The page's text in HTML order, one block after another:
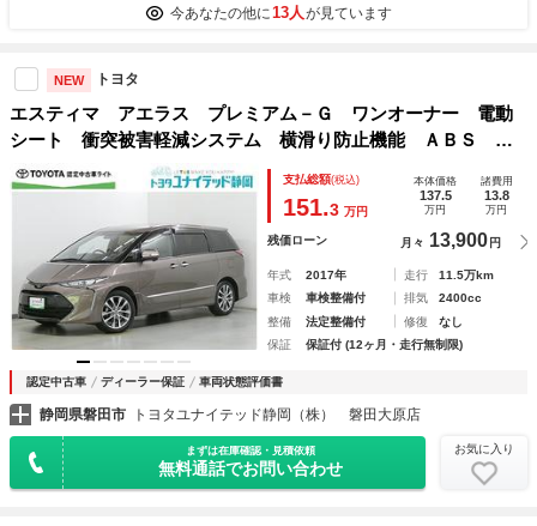
今あなたの他に13人が見ています
NEW トヨタ
エスティマ アエラス プレミアム－Ｇ ワンオーナー 電動
シート 衝突被害軽減システム 横滑り防止機能 ＡＢＳ エ
アバッグ オートクルーズコントロール 盗難防止装置 バッ
クカメラ ＥＴＣ ミュージックプレイヤー接続可 ＣＤ ス
支払総額(税込)
151.3 万円
本体価格
137.5
万円
諸費用
13.8
万円
残価ローン 月々 13,900 円
年式 2017年 走行
11.5万km
車検
車検整備付 排気
2400cc
整備
法定整備付 修復
なし
保証
保証付 (12ヶ月・走行無制限)
認定中古車 ディーラー保証 車両状態評価書
静岡県磐田市 トヨタユナイテッド静岡（株） 磐田大原店
まずは在庫確認・見積依頼
無料通話でお問い合わせ
お気に入り